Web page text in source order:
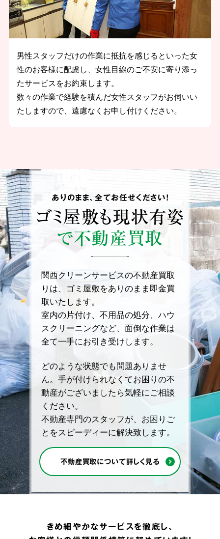
男性スタッフだけの作業に抵抗を感じるといった女
性のお客様に配慮し、女性目線のご不安に寄り添っ
たサービスをお約束します。
数々の作業で経験を積んだ女性スタッフがお伺いい
たしますので、遠慮なくお申し付けください。
ありのまま、全てお任せください！
ゴミ屋敷も現状有姿
で不動産買取
関西クリーンサービスの不動産買取
りは、ゴミ屋敷をありのまま即金買
取いたします。
室内の片付け、不用品の処分、ハウ
スクリーニングなど、面倒な作業は
全て一手にお引き受けします。
どのような状態でも問題ありませ
ん。手が付けられなくてお困りの不
動産がございましたら気軽にご相談
ください。
不動産専門のスタッフが、お困りご
とをスピーディーに解決致します。
不動産買取について詳しく見る
きめ細やかなサービスを徹底し、